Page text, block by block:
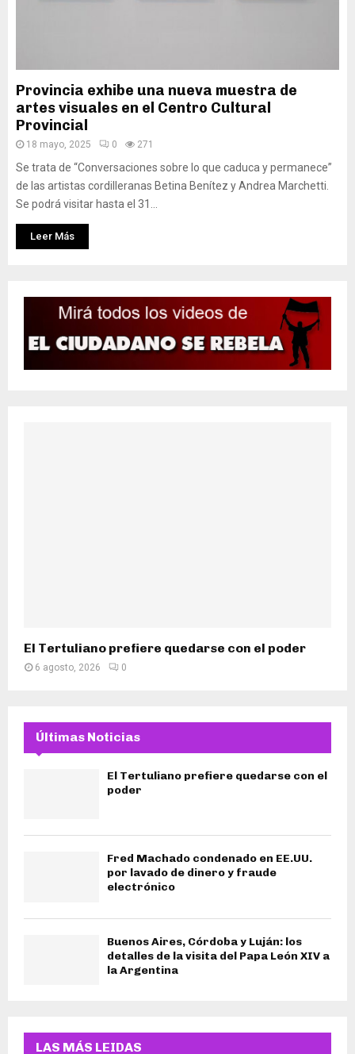
Provincia exhibe una nueva muestra de
artes visuales en el Centro Cultural
Provincial
18 mayo, 2025 0 271
Se trata de “Conversaciones sobre lo que caduca y permanece”
de las artistas cordilleranas Betina Benítez y Andrea Marchetti.
Se podrá visitar hasta el 31...
Leer Más
El Tertuliano prefiere quedarse con el poder
6 agosto, 2026 0
Últimas Noticias
El Tertuliano prefiere quedarse con el
poder
Fred Machado condenado en EE.UU.
por lavado de dinero y fraude
electrónico
Buenos Aires, Córdoba y Luján: los
detalles de la visita del Papa León XIV a
la Argentina
LAS MÁS LEIDAS